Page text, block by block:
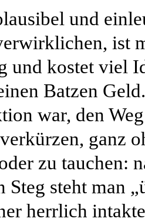
und
ist
und kostet viel
Batzen
war, den
ganz
zu tauchen:
Steg steht man
herrlich